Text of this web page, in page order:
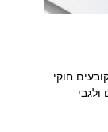
חוקי